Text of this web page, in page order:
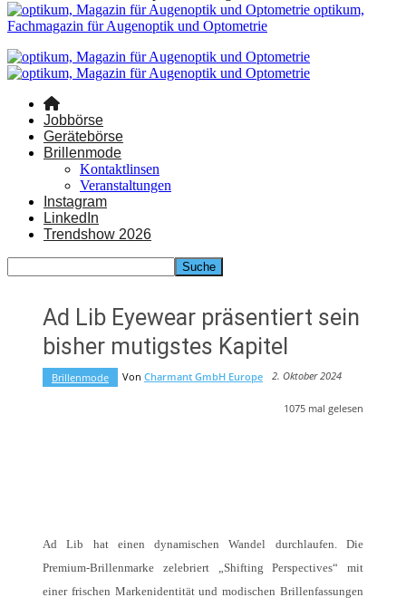
optikum,
Fachmagazin für Augenoptik und Optometrie
Jobbörse
Gerätebörse
Brillenmode
Kontaktlinsen
Veranstaltungen
Instagram
LinkedIn
Trendshow 2026
Ad Lib Eyewear präsentiert sein
bisher mutigstes Kapitel
Brillenmode Von Charmant GmbH Europe 2. Oktober 2024
1075 mal gelesen
Ad Lib hat einen dynamischen Wandel durchlaufen. Die
Premium-Brillenmarke zelebriert „Shifting Perspectives“ mit
einer frischen Markenidentität und modischen Brillenfassungen